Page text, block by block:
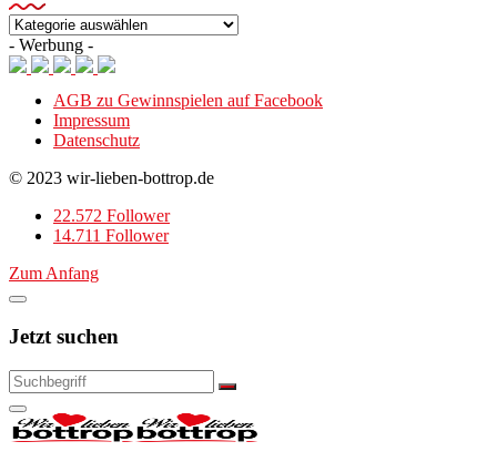
Kategorien
- Werbung -
AGB zu Gewinnspielen auf Facebook
Impressum
Datenschutz
© 2023 wir-lieben-bottrop.de
22.572 Follower
14.711 Follower
Zum Anfang
Jetzt suchen